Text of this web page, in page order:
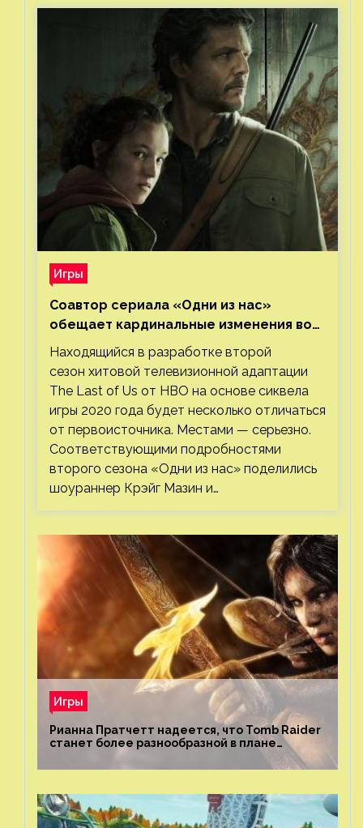
Игры
Соавтор сериала «Одни из нас»
обещает кардинальные изменения во
втором сезоне
Находящийся в разработке второй
сезон хитовой телевизионной адаптации
The Last of Us от HBO на основе сиквела
игры 2020 года будет несколько отличаться
от первоисточника. Местами — серьезно.
Соответствующими подробностями
второго сезона «Одни из нас» поделились
шоураннер Крэйг Мазин и…
Игры
Рианна Пратчетт надеется, что Tomb Raider
станет более разнообразной в плане
репрезентации